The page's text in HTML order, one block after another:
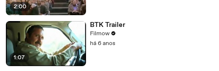
2:00
1:07
BTK Trailer
Filmow
há 6 anos